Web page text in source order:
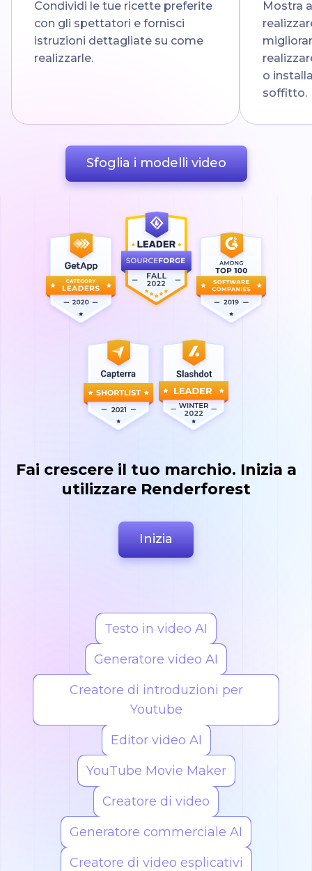
Condividi le tue ricette preferite
con gli spettatori e fornisci
istruzioni dettagliate su come
realizzarle.
Mostra
o
soffitto.
Sfoglia i modelli video
Fai crescere il tuo marchio. Inizia a
utilizzare Renderforest
Inizia
Testo in video AI
Generatore video AI
Creatore di introduzioni per
Youtube
Editor video AI
YouTube Movie Maker
Creatore di video
Generatore commerciale AI
Creatore di video esplicativi